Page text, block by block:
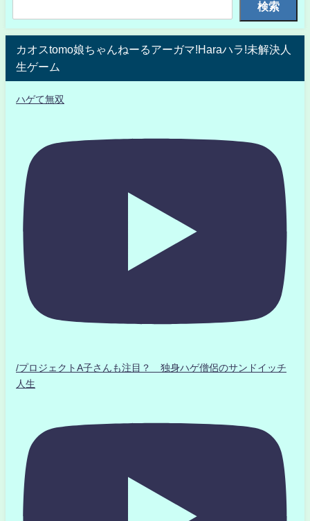
検索
カオスtomo娘ちゃんねーるアーガマ!Haraハラ!未解決人
生ゲーム
ハゲて無双
/プロジェクトA子さんも注目？ 独身ハゲ僧侶のサンドイッチ
人生